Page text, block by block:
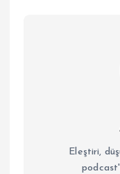
Eleştiri,